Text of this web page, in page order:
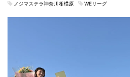
ノジマステラ神奈川相模原 WEリーグ